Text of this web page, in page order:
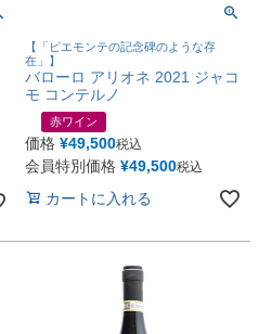
【「ピエモンテの記念碑のような存
在」】
バローロ アリオネ 2021 ジャコ
モ コンテルノ
赤ワイン
価格 ¥49,500税込
会員特別価格 ¥49,500税込
カートに入れる